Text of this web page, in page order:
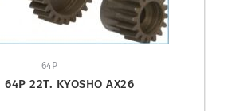
64P
64P 22T. KYOSHO AX26